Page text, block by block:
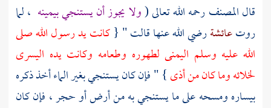
قالالمصنفرحمه الله تعالى (ولا يجوز أن يستنجي بيمينه ، لما
روتعائشةرضي الله عنها قالت " {كانت يد رسول الله صلى
الله عليه وسلم اليمنى لطهوره وطعامه وكانت يده اليسرى
لخلائه وما كان من أذى} " فإن كان يستنجي بغير الماء أخذ ذكره
بيساره ومسحه على ما يستنجي به من أرض أو حجر ، فإن كان